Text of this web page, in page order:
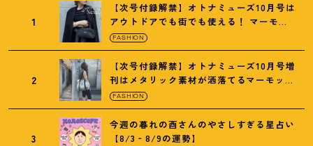
1
【次号付録解禁】オトナミューズ10月号は
アウトドアでも街でも使える ！ マーモッ
トの黒ショルダー
FASHION
2
【次号付録解禁】オトナミューズ10月号増
刊はメタリック素材が洒落てるマーモット
の保冷バッグ
FASHION
3
今週の暮れの酉さんのやさしすぎる星占い
【8/3‐8/9の運勢】